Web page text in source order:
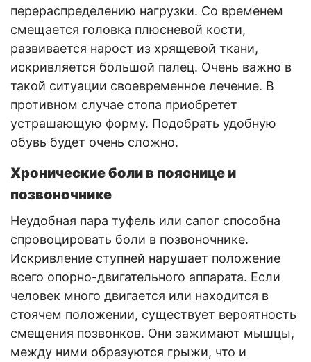
перераспределению нагрузки. Со временем
смещается головка плюсневой кости,
развивается нарост из хрящевой ткани,
искривляется большой палец. Очень важно в
такой ситуации своевременное лечение. В
противном случае стопа приобретет
устрашающую форму. Подобрать удобную
обувь будет очень сложно.
Хронические боли в пояснице и
позвоночнике
Неудобная пара туфель или сапог способна
спровоцировать боли в позвоночнике.
Искривление ступней нарушает положение
всего опорно-двигательного аппарата. Если
человек много двигается или находится в
стоячем положении, существует вероятность
смещения позвонков. Они зажимают мышцы,
между ними образуются грыжи, что и